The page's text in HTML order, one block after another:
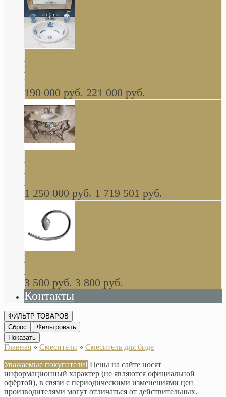
Decorated Bathroom раковина овальная
встраиваемая для ванной с рисунком синяя
роза В НАЛИЧИИ
190 000 руб. 221 000 руб.
стиле барокко, из массива дерева, светло
коричневый матовый окрас + серебро
1 250 000 руб. 1 719 501 руб.
Khala Colombo аксессуары (серия) В
НАЛИЧИИ
3 500 руб. 3 800 руб.
Контакты
ФИЛЬТР ТОВАРОВ
Сброс
Фильтровать
Показать
Главная » Смесители » Смеситель для биде
Уважаемые покупатели! Цены на сайте носят
информационный характер (не являются официальной
офёртой), в связи с периодическими изменениями цен
производителями могут отличаться от действительных.